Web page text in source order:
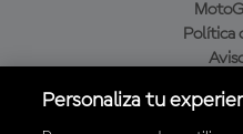
Política
Política
Personaliza tu